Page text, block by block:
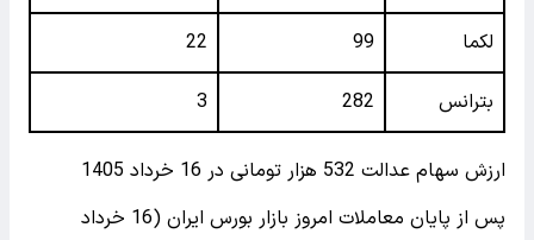
لکما 99
22
بترانس 282
3
ارزش سهام عدالت 532 هزار تومانی در 16 خرداد 1405
پس از پایان معاملات امروز بازار بورس ایران (16 خرداد